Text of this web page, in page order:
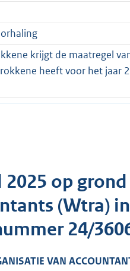
krijgt de maatregel
heeft voor het jaar
2025 op
(Wtra)
24/
VAN